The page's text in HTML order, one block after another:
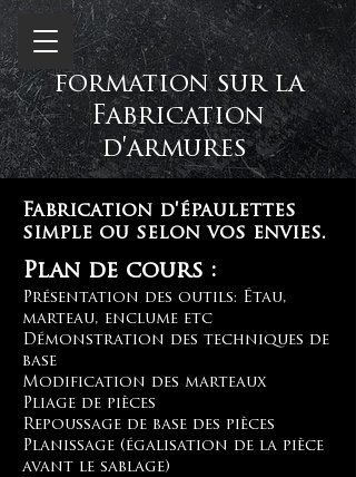
formation sur la
Fabrication
d'armures
Fabrication d'épaulettes
simple ou selon vos envies.
Plan de cours :
Présentation des outils: Étau,
marteau, enclume etc
Démonstration des techniques de
base
Modification des marteaux
Pliage de pièces
Repoussage de base des pièces
Planissage (égalisation de la pièce
avant le sablage)